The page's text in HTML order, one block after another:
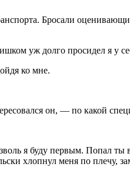
Бросали
уж долго просидел я у
ко мне.
он, — по какой
я буду первым. Попал ты
хлопнул меня по плечу,